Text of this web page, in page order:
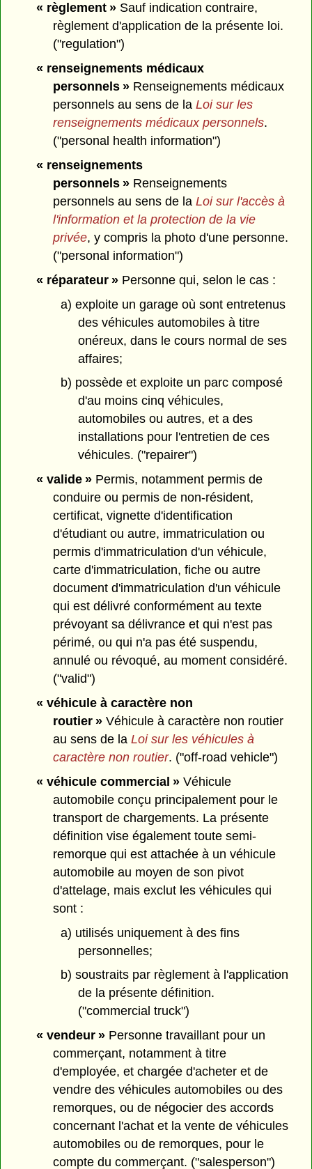
« règlement »Sauf indication contraire,
règlement d'application de la présente loi.
("regulation")
« renseignements médicaux
personnels » Renseignements médicaux
personnels au sens de laLoi sur les
renseignements médicaux personnels.
("personal health information")
« renseignements
personnels » Renseignements
personnels au sens de laLoi sur l'accès à
l'information et la protection de la vie
privée, y compris la photo d'une personne.
("personal information")
« réparateur »Personne qui, selon le cas :
a) exploite un garage où sont entretenus
des véhicules automobiles à titre
onéreux, dans le cours normal de ses
affaires;
b) possède et exploite un parc composé
d'au moins cinq véhicules,
automobiles ou autres, et a des
installations pour l'entretien de ces
véhicules. ("repairer")
« valide »Permis, notamment permis de
conduire ou permis de non-résident,
certificat, vignette d'identification
d'étudiant ou autre, immatriculation ou
permis d'immatriculation d'un véhicule,
carte d'immatriculation, fiche ou autre
document d'immatriculation d'un véhicule
qui est délivré conformément au texte
prévoyant sa délivrance et qui n'est pas
périmé, ou qui n'a pas été suspendu,
annulé ou révoqué, au moment considéré.
("valid")
« véhicule à caractère non
routier » Véhicule à caractère non routier
au sens de laLoi sur les véhicules à
caractère non routier. ("off-road vehicle")
« véhicule commercial »Véhicule
automobile conçu principalement pour le
transport de chargements. La présente
définition vise également toute semi-
remorque qui est attachée à un véhicule
automobile au moyen de son pivot
d'attelage, mais exclut les véhicules qui
sont :
a) utilisés uniquement à des fins
personnelles;
b) soustraits par règlement à l'application
de la présente définition.
("commercial truck")
« vendeur »Personne travaillant pour un
commerçant, notamment à titre
d'employée, et chargée d'acheter et de
vendre des véhicules automobiles ou des
remorques, ou de négocier des accords
concernant l'achat et la vente de véhicules
automobiles ou de remorques, pour le
compte du commerçant. ("salesperson")